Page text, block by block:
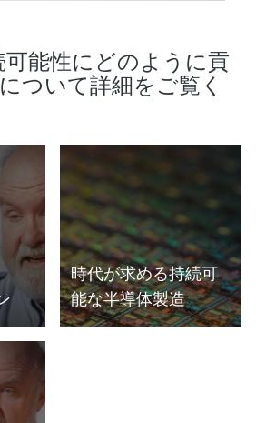
可能性にどのように貢
ついて詳細をご覧く
時代が求める持続可
能な半導体製造